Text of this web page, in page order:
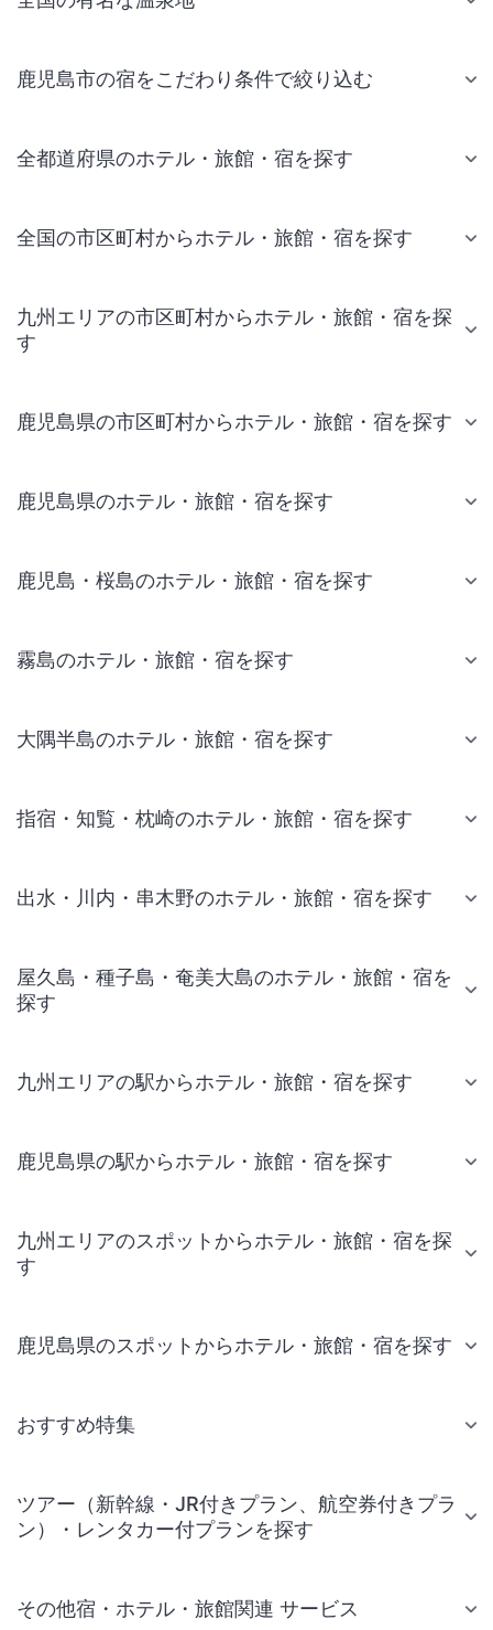
鹿児島市の宿をこだわり条件で絞り込む
全都道府県のホテル・旅館・宿を探す
全国の市区町村からホテル・旅館・宿を探す
九州エリアの市区町村からホテル・旅館・宿を探
す
鹿児島県の市区町村からホテル・旅館・宿を探す
鹿児島県のホテル・旅館・宿を探す
鹿児島・桜島のホテル・旅館・宿を探す
霧島のホテル・旅館・宿を探す
大隅半島のホテル・旅館・宿を探す
指宿・知覧・枕崎のホテル・旅館・宿を探す
出水・川内・串木野のホテル・旅館・宿を探す
屋久島・種子島・奄美大島のホテル・旅館・宿を
探す
九州エリアの駅からホテル・旅館・宿を探す
鹿児島県の駅からホテル・旅館・宿を探す
九州エリアのスポットからホテル・旅館・宿を探
す
鹿児島県のスポットからホテル・旅館・宿を探す
おすすめ特集
ツアー（新幹線・JR付きプラン、航空券付きプラ
ン）・レンタカー付プランを探す
その他宿・ホテル・旅館関連 サービス